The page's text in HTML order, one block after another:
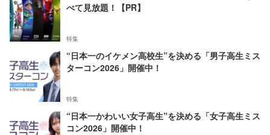
べて見放題！【PR】
特集
“日本一のイケメン高校生”を決める「男子高生ミス
ターコン2026」開催中！
特集
“日本一かわいい女子高生”を決める「女子高生ミス
コン2026」開催中！